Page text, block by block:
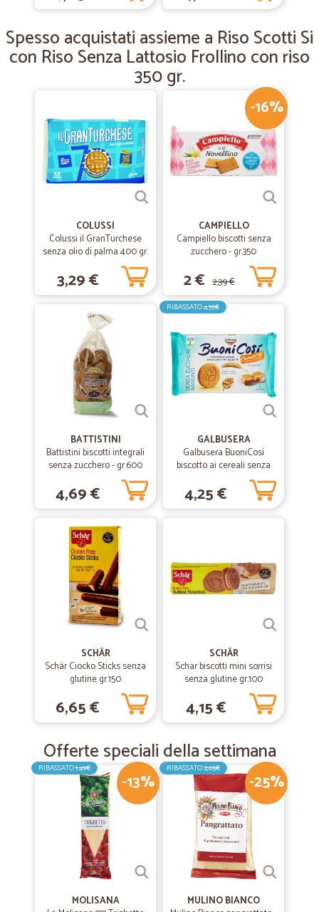
Carlo C.
Secondo acquisto da Cicalia trovato molto bene
Secondo acquisto da Cicalia trovato veramente molto bene conto di
rimanere loro cliente fisso nel tempo
Spesso acquistati assieme a Riso Scotti Si
con Riso Senza Lattosio Frollino con riso
350 gr.
COLUSSI
Colussi il GranTurchese
senza olio di palma 400 gr.
3,29 €
-16%
CAMPIELLO
Campiello biscotti senza
zucchero - gr.350
2 € 2,39 €
BATTISTINI
Battistini biscotti integrali
senza zucchero - gr.600
4,69 €
RIBASSATO4,35€
GALBUSERA
Galbusera BuoniCosì
biscotto ai cereali senza
zuccheri 300 g
4,25 €
SCHÄR
Schär Ciocko Sticks senza
glutine gr.150
6,65 €
SCHÄR
Schar biscotti mini sorrisi
senza glutine gr.100
4,15 €
Offerte speciali della settimana
-13%
RIBASSATO1,49€
MOLISANA
-25%
RIBASSATO2,05€
MULINO BIANCO